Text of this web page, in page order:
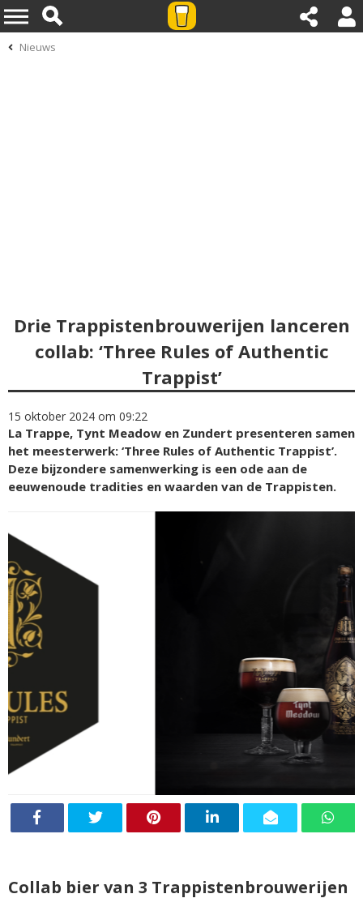
Nieuws
Drie Trappistenbrouwerijen lanceren
collab: ‘Three Rules of Authentic
Trappist’
15 oktober 2024 om 09:22
La Trappe, Tynt Meadow en Zundert presenteren samen
het meesterwerk: ‘Three Rules of Authentic Trappist’.
Deze bijzondere samenwerking is een ode aan de
eeuwenoude tradities en waarden van de Trappisten.
Collab bier van 3 Trappistenbrouwerijen